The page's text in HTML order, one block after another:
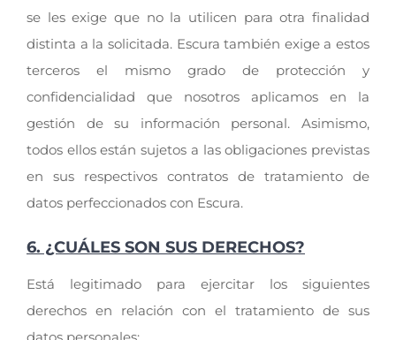
se les exige que no la utilicen para otra finalidad
distinta a la solicitada. Escura también exige a estos
terceros el mismo grado de protección y
confidencialidad que nosotros aplicamos en la
gestión de su información personal. Asimismo,
todos ellos están sujetos a las obligaciones previstas
en sus respectivos contratos de tratamiento de
datos perfeccionados con Escura.
6. ¿CUÁLES SON SUS DERECHOS?
Está legitimado para ejercitar los siguientes
derechos en relación con el tratamiento de sus